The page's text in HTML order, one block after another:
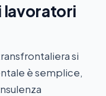
lavoratori
si
è semplice,